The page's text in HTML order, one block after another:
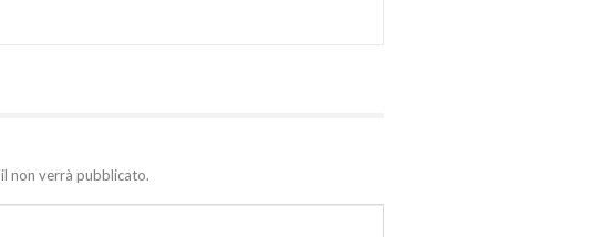
non verrà pubblicato.